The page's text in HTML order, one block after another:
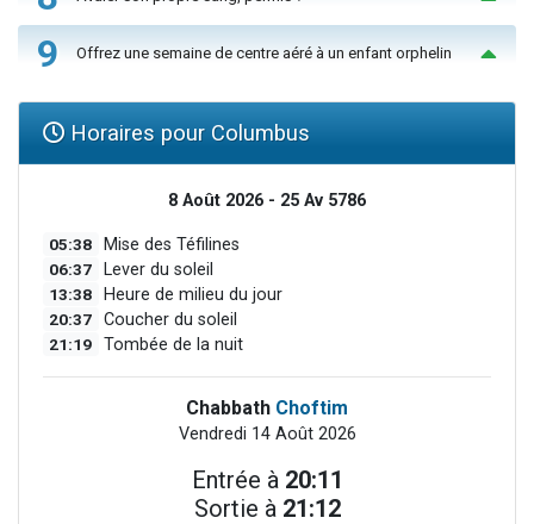
9 Offrez une semaine de centre aéré à un enfant orphelin
Horaires pour Columbus
8 Août 2026 - 25 Av 5786
05:38 Mise des Téfilines
06:37 Lever du soleil
13:38 Heure de milieu du jour
20:37 Coucher du soleil
21:19 Tombée de la nuit
Chabbath Choftim
Vendredi 14 Août 2026
Entrée à 20:11
Sortie à 21:12